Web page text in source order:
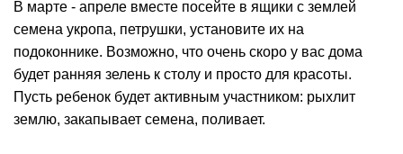
В марте - апреле вместе посейте в ящики с землей
семена укропа, петрушки, установите их на
подоконнике. Возможно, что очень скоро у вас дома
будет ранняя зелень к столу и просто для красоты.
Пусть ребенок будет активным участником: рыхлит
землю, закапывает семена, поливает.